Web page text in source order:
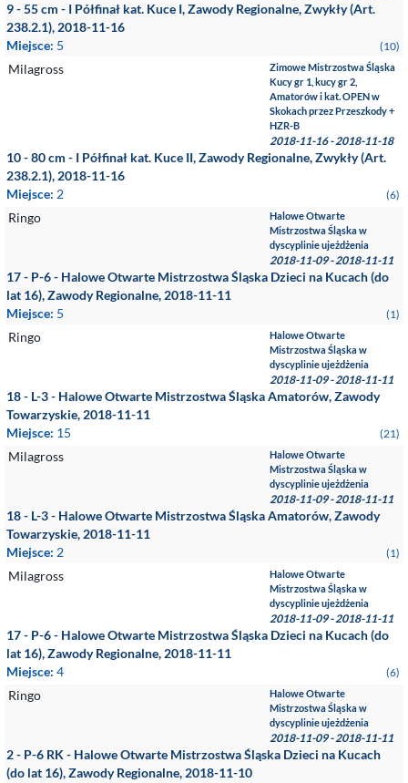
9 - 55 cm - I Półfinał kat. Kuce I, Zawody Regionalne, Zwykły (Art.
238.2.1), 2018-11-16
Miejsce: 5 (10)
Milagross
Zimowe Mistrzostwa Śląska
Kucy gr 1, kucy gr 2,
Amatorów i kat. OPEN w
Skokach przez Przeszkody +
HZR-B
2018-11-16 - 2018-11-18
10 - 80 cm - I Półfinał kat. Kuce II, Zawody Regionalne, Zwykły (Art.
238.2.1), 2018-11-16
Miejsce: 2 (6)
Ringo
Halowe Otwarte
Mistrzostwa Śląska w
dyscyplinie ujeżdżenia
2018-11-09 - 2018-11-11
17 - P-6 - Halowe Otwarte Mistrzostwa Śląska Dzieci na Kucach (do
lat 16), Zawody Regionalne, 2018-11-11
Miejsce: 5 (1)
Ringo
Halowe Otwarte
Mistrzostwa Śląska w
dyscyplinie ujeżdżenia
2018-11-09 - 2018-11-11
18 - L-3 - Halowe Otwarte Mistrzostwa Śląska Amatorów, Zawody
Towarzyskie, 2018-11-11
Miejsce: 15 (21)
Milagross
Halowe Otwarte
Mistrzostwa Śląska w
dyscyplinie ujeżdżenia
2018-11-09 - 2018-11-11
18 - L-3 - Halowe Otwarte Mistrzostwa Śląska Amatorów, Zawody
Towarzyskie, 2018-11-11
Miejsce: 2 (1)
Milagross
Halowe Otwarte
Mistrzostwa Śląska w
dyscyplinie ujeżdżenia
2018-11-09 - 2018-11-11
17 - P-6 - Halowe Otwarte Mistrzostwa Śląska Dzieci na Kucach (do
lat 16), Zawody Regionalne, 2018-11-11
Miejsce: 4 (6)
Ringo
Halowe Otwarte
Mistrzostwa Śląska w
dyscyplinie ujeżdżenia
2018-11-09 - 2018-11-11
2 - P-6 RK - Halowe Otwarte Mistrzostwa Śląska Dzieci na Kucach
(do lat 16), Zawody Regionalne, 2018-11-10